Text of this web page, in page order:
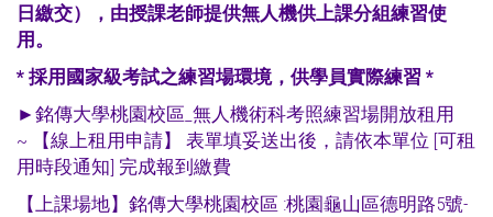
日繳交），由授課老師提供無人機供上課分組練習使
用。
* 採用國家級考試之練習場環境，供學員實際練習 *
►銘傳大學桃園校區_無人機術科考照練習場開放租用
~
【線上租用申請】 表單填妥送出後，請依本單位 [可租
用時段通知] 完成報到繳費
【上課場地】銘傳大學桃園校區 :桃園龜山區德明路5號-